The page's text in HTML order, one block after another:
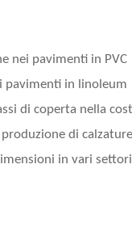
nei pavimenti in PVC
pavimenti in linoleum
di coperta nella
di calzature
in vari settori